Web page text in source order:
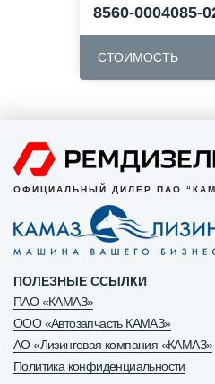
8560-0004085-
СТОИМОСТЬ
ОФИЦИАЛЬНЫЙ ДИЛЕР ПАО
ПОЛЕЗНЫЕ ССЫЛКИ
ПАО «КАМАЗ»
ООО «Автозапчасть КАМАЗ»
АО «Лизинговая компания «КАМАЗ»
Политика конфиденциальности